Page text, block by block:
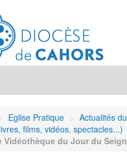
et sacrements
> Eglise Pratique > Actualités
films, vidéos, spectacles...)
Vidéothèque du Jour du